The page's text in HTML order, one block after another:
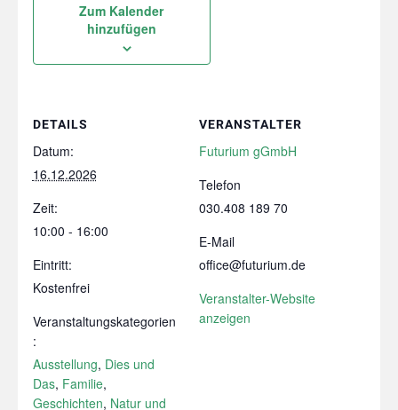
Zum Kalender
hinzufügen
DETAILS
Datum:
16.12.2026
Zeit:
10:00 - 16:00
Eintritt:
Kostenfrei
Veranstaltungskategorien
:
Ausstellung, Dies und
Das, Familie,
Geschichten, Natur und
VERANSTALTER
Futurium gGmbH
Telefon
030.408 189 70
E-Mail
office@futurium.de
Veranstalter-Website
anzeigen